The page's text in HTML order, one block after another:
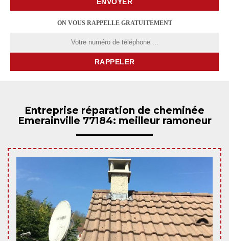
ON VOUS RAPPELLE GRATUITEMENT
Entreprise réparation de cheminée
Emerainville 77184: meilleur ramoneur